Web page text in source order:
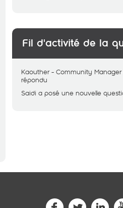
Fil d'activité de la
Kaouther - Community Manager
répondu
Saidi a posé une nouvelle